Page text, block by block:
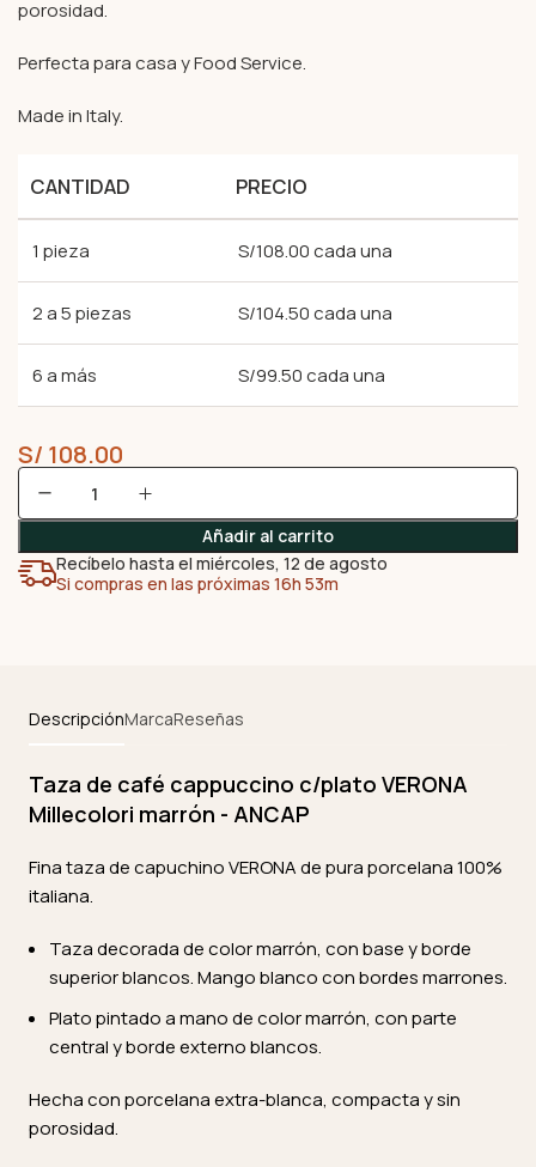
porosidad.
Perfecta para casa y Food Service.
Made in Italy.
CANTIDAD PRECIO
1 pieza S/108.00 cada una
2 a 5 piezas S/104.50 cada una
6 a más S/99.50 cada una
S/ 108.00
Añadir al carrito
Recíbelo hasta el miércoles, 12 de agosto
Si compras en las próximas 16h 53m
DescripciónMarcaReseñas
Taza de café cappuccino c/plato VERONA
Millecolori marrón - ANCAP
Fina taza de capuchino VERONA de pura porcelana 100%
italiana.
Taza decorada de color marrón, con base y borde
superior blancos. Mango blanco con bordes marrones.
Plato pintado a mano de color marrón, con parte
central y borde externo blancos.
Hecha con porcelana extra-blanca, compacta y sin
porosidad.